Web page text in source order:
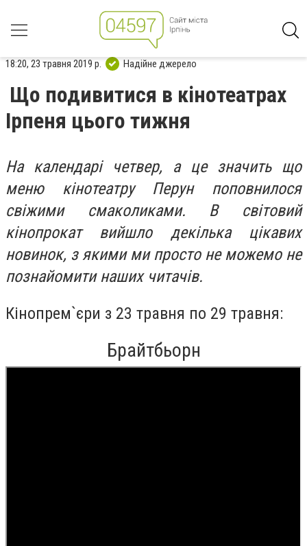
18:20, 23 травня 2019 р. Надійне джерело
Що подивитися в кінотеатрах
Ірпеня цього тижня
На календарі четвер, а це значить що
меню кінотеатру Перун поповнилося
свіжими смаколиками. В світовий
кінопрокат вийшло декілька цікавих
новинок, з якими ми просто не можемо не
познайомити наших читачів.
Кінопрем`єри з 23 травня по 29 травня:
Брайтбьорн